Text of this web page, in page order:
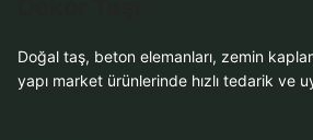
Doğal taş, beton elemanları, zemin
yapı market ürünlerinde hızlı tedarik ve